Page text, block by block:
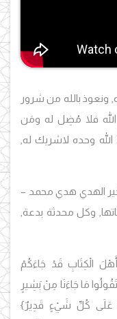
ونعوذ بالله من شرور
فلا مُضِل له ومَن
وحده لاشريك له,
وخير الهدي هدي محمد –
وكل محدثة بدعة,
أَهْلَ الْكِتَابِ قَدْ جَاءَكُمْ
مَا جَاءَنَا مِنْ بَشِيرٍ
عَلَى كُلِّ شَيْءٍ قَدِيرٌ}